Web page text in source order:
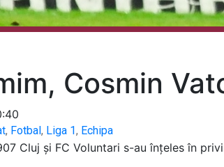
Cosmin
, Fotbal, Liga 1, Echipa
Cluj și FC Voluntari s-au înțeles în